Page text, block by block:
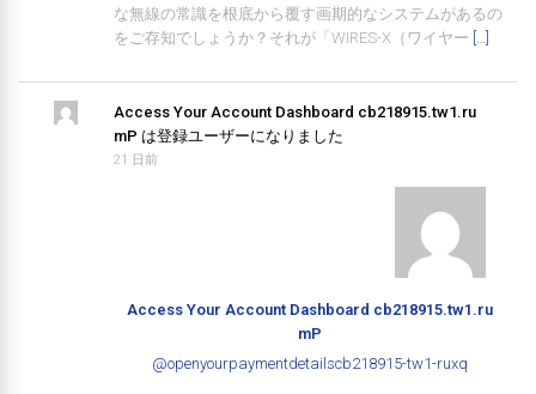
な無線の常識を根底から覆す画期的なシステムがあるの
をご存知でしょうか？それが「WIRES-X（ワイヤー […]
Access Your Account Dashboard cb218915.tw1.ru
mP は登録ユーザーになりました
21 日前
Access Your Account Dashboard cb218915.tw1.ru
mP
@openyourpaymentdetailscb218915-tw1-ruxq